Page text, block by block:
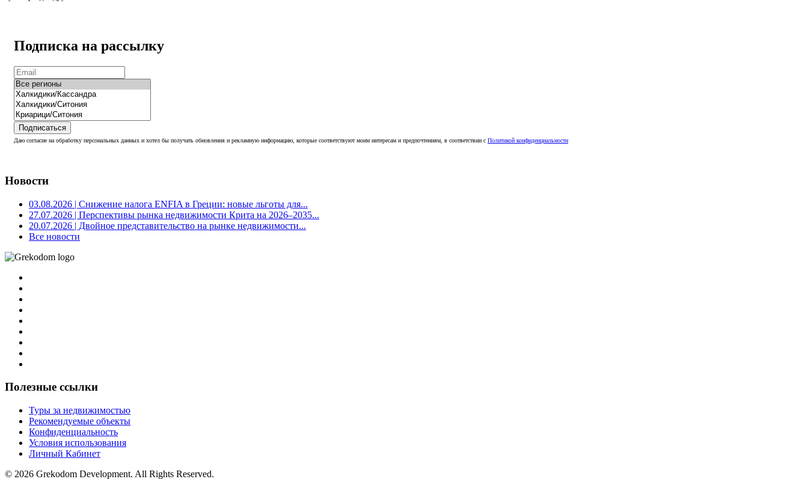
Подписка на рассылку
Подписаться
Даю согласие на обработку персональных данных и хотел бы получать обновления и рекламную информацию, которые соответствуют моим интересам и предпочтениям, в соответствии с Политикой конфиденциальности
Новости
03.08.2026 | Снижение налога ENFIA в Греции: новые льготы для...
27.07.2026 | Перспективы рынка недвижимости Крита на 2026–2035...
20.07.2026 | Двойное представительство на рынке недвижимости...
Все новости
Полезные ссылки
Туры за недвижимостью
Рекомендуемые объекты
Конфиденциальность
Условия использования
Личный Кабинет
© 2026 Grekodom Development. All Rights Reserved.